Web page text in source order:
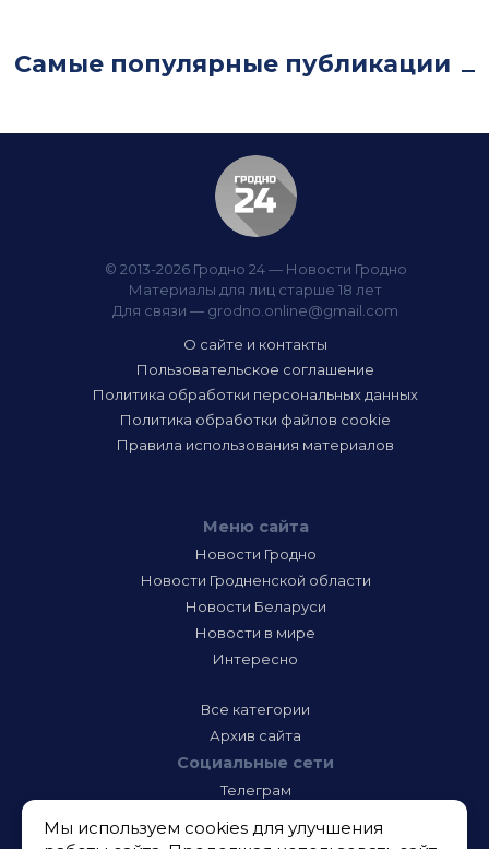
Самые популярные публикации
© 2013-2026 Гродно 24 — Новости Гродно
Материалы для лиц старше 18 лет
Для связи — grodno.online@gmail.com
О сайте и контакты
Пользовательское соглашение
Политика обработки персональных данных
Политика обработки файлов cookie
Правила использования материалов
Меню сайта
Новости Гродно
Новости Гродненской области
Новости Беларуси
Новости в мире
Интересно
Все категории
Архив сайта
Социальные сети
Телеграм
Инстаграм
Мы используем cookies для улучшения